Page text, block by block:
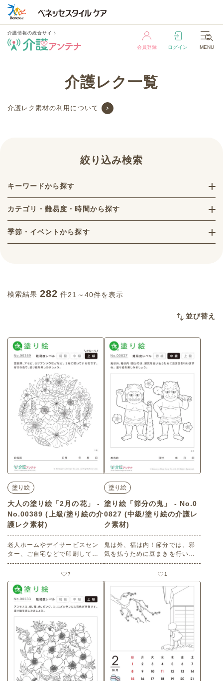
介護情報の総合サイト
会員登録 ログイン MENU
会員登録
介護レク一覧
介護レク素材の利用について
絞り込み検索
キーワードから探す
カテゴリ・難易度・時間から探す
季節・イベントから探す
検索結果 282 件21～40件を表示
並び替え
塗り絵
大人の塗り絵「2月の花」 -
No.00389 (上級/塗り絵の介
護レク素材)
老人ホームやデイサービスセン
ター、ご自宅などで印刷してお
使いいただける無料の高齢者向
け介護レク素材（塗り絵・上
級）です。
7
塗り絵
塗り絵「節分の鬼」 - No.0
0827 (中級/塗り絵の介護レ
ク素材)
鬼は外、福は内！節分では、邪
気を払うために豆まきを行いま
すね。塗り絵を楽しみましょ
センター、ご自宅などで印刷し
てお使いいただける無料の高齢
者向け介護レク素材 塗り絵「節
分の鬼」（塗り絵・中級）で
1